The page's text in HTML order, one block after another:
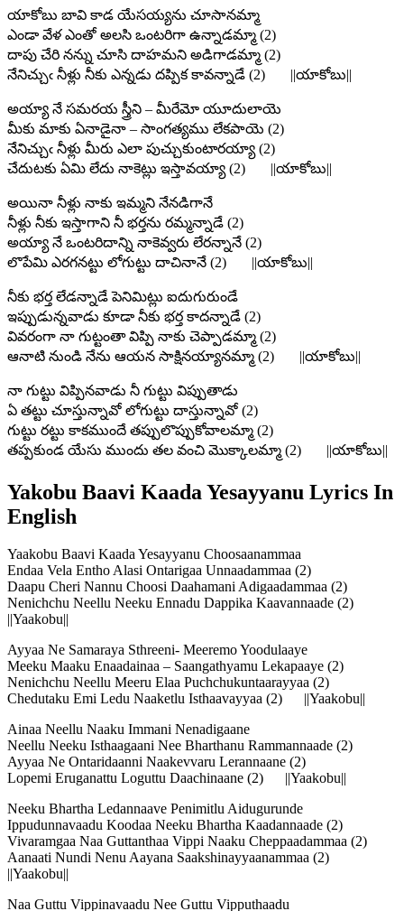
యాకోబు బావి కాడ యేసయ్యను చూసానమ్మా
ఎండా వేళ ఎంతో అలసి ఒంటరిగా ఉన్నాడమ్మా (2)
దాపు చేరి నన్ను చూసి దాహమని అడిగాడమ్మా (2)
నేనిచ్చుఁ నీళ్లు నీకు ఎన్నడు దప్పిక కావన్నాడే (2) ||యాకోబు||
అయ్యా నే సమరయ స్త్రీని – మీరేమో యూదులాయె
మీకు మాకు ఏనాడైనా – సాంగత్యము లేకపాయె (2)
నేనిచ్చుఁ నీళ్లు మీరు ఎలా పుచ్చుకుంటారయ్యా (2)
చేదుటకు ఏమి లేదు నాకెట్లు ఇస్తావయ్యా (2) ||యాకోబు||
అయినా నీళ్లు నాకు ఇమ్మని నేనడిగానే
నీళ్లు నీకు ఇస్తాగాని నీ భర్తను రమ్మన్నాడే (2)
అయ్యా నే ఒంటరిదాన్ని నాకెవ్వరు లేరన్నానే (2)
లొపేమి ఎరగనట్టు లోగుట్టు దాచినానే (2) ||యాకోబు||
నీకు భర్త లేడన్నాడే పెనిమిట్లు ఐదుగురుండే
ఇప్పుడున్నవాడు కూడా నీకు భర్త కాదన్నాడే (2)
వివరంగా నా గుట్టంతా విప్పి నాకు చెప్పాడమ్మా (2)
ఆనాటి నుండి నేను ఆయన సాక్షినయ్యానమ్మా (2) ||యాకోబు||
నా గుట్టు విప్పినవాడు నీ గుట్టు విప్పుతాడు
ఏ తట్టు చూస్తున్నావో లోగుట్టు దాస్తున్నావో (2)
గుట్టు రట్టు కాకముందే తప్పులొప్పుకోవాలమ్మా (2)
తప్పకుండ యేసు ముందు తల వంచి మొక్కాలమ్మా (2) ||యాకోబు||
Yakobu Baavi Kaada Yesayyanu Lyrics In
English
Yaakobu Baavi Kaada Yesayyanu Choosaanammaa
Endaa Vela Entho Alasi Ontarigaa Unnaadammaa (2)
Daapu Cheri Nannu Choosi Daahamani Adigaadammaa (2)
Nenichchu Neellu Neeku Ennadu Dappika Kaavannaade (2)
||Yaakobu||
Ayyaa Ne Samaraya Sthreeni- Meeremo Yoodulaaye
Meeku Maaku Enaadainaa – Saangathyamu Lekapaaye (2)
Nenichchu Neellu Meeru Elaa Puchchukuntaarayyaa (2)
Chedutaku Emi Ledu Naaketlu Isthaavayyaa (2) ||Yaakobu||
Ainaa Neellu Naaku Immani Nenadigaane
Neellu Neeku Isthaagaani Nee Bharthanu Rammannaade (2)
Ayyaa Ne Ontaridaanni Naakevvaru Lerannaane (2)
Lopemi Eruganattu Loguttu Daachinaane (2) ||Yaakobu||
Neeku Bhartha Ledannaave Penimitlu Aidugurunde
Ippudunnavaadu Koodaa Neeku Bhartha Kaadannaade (2)
Vivaramgaa Naa Guttanthaa Vippi Naaku Cheppaadammaa (2)
Aanaati Nundi Nenu Aayana Saakshinayyaanammaa (2)
||Yaakobu||
Naa Guttu Vippinavaadu Nee Guttu Vipputhaadu